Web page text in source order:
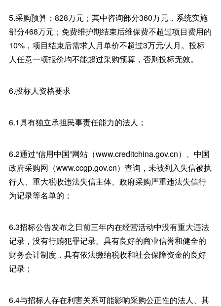
5.采购预算：828万元；其中咨询部分360万元，系统实施
部分468万元；免费维护期结束后维保费不超过项目费用的
10%，项目结束后需求人月单价不超过3万元/人月。投标
人任意一项报价均不能超过采购预算，否则投标无效。
6.投标人资格要求
6.1具有独立承担民事责任能力的法人；
6.2通过“信用中国”网站（www.creditchina.gov.cn）、中国
政府采购网（www.ccgp.gov.cn）查询，未被列入失信被执
行人、重大税收违法失信主体、政府采购严重违法失信行
为记录等名单的；
6.3招标公告发布之日前三年内在经营活动中没有重大违法
记录，没有行贿犯罪记录。具有良好的商业信誉和健全的
财务会计制度，具有依法缴纳税收和社会保障资金的良好
记录；
6.4与招标人存在利害关系可能影响采购公正性的法人、其